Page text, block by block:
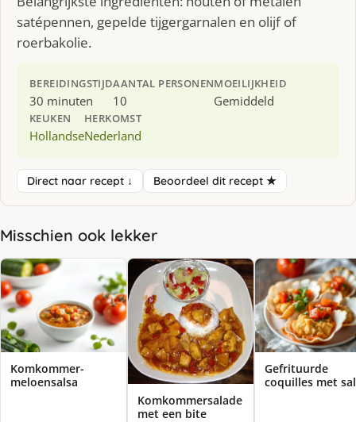
satépennen, gepelde tijgergarnalen en olijf of
roerbakolie.
BEREIDINGSTIJD
30 minuten
AANTAL PERSONEN
10
MOEILIJKHEID
Gemiddeld
KEUKEN
Hollandse
HERKOMST
Nederland
Direct naar recept ↓ Beoordeel dit recept ★
Misschien ook lekker
Komkommer-
meloensalsa
Komkommersalade
met een bite
Gefrituurde
coquilles met